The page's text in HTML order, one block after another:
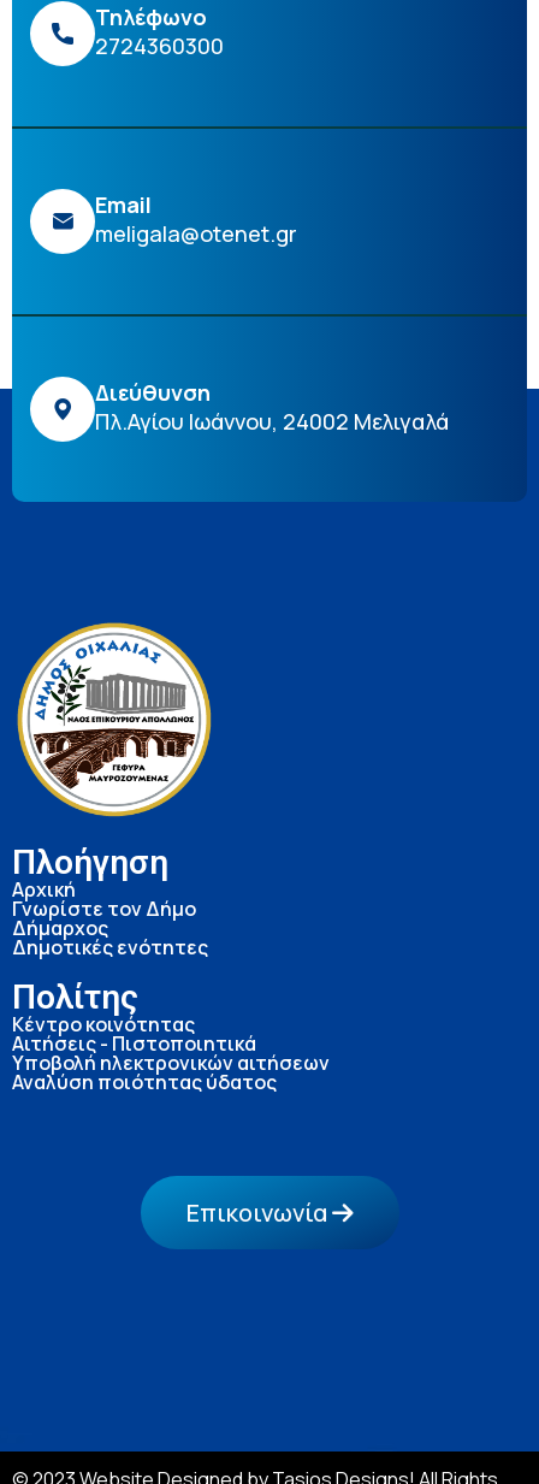
Τηλέφωνο
2724360300
Email
meligala@otenet.gr
Διεύθυνση
Πλ.Αγίου Ιωάννου, 24002 Μελιγαλά
Πλοήγηση
Αρχική
Γνωρίστε τον Δήμο
Δήμαρχος
Δημοτικές ενότητες
Πολίτης
Κέντρο κοινότητας
Αιτήσεις - Πιστοποιητικά
Υποβολή ηλεκτρονικών αιτήσεων
Αναλύση ποιότητας ύδατος
Επικοινωνία